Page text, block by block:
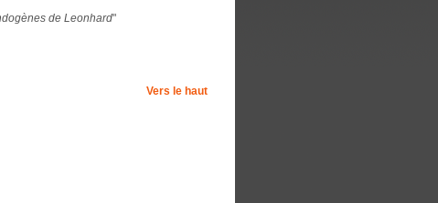
de Leonhard"
Vers le haut